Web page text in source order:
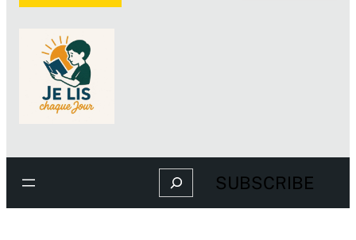
Search SUBSCRIBE